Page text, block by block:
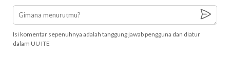
Isi komentar sepenuhnya adalah tanggung jawab pengguna dan diatur
dalam UU ITE